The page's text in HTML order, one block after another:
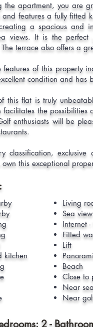
the apartment, you are
and features a fully fitted
a spacious and
views. It is the
terrace also offers a
features of this property
condition and
this flat is truly
facilitates the
enthusiasts will be
classification,
this exceptional
kitchen
Living
Sea view
Internet
Fitted
Lift
Beach
Close to
Near
Near
2 -